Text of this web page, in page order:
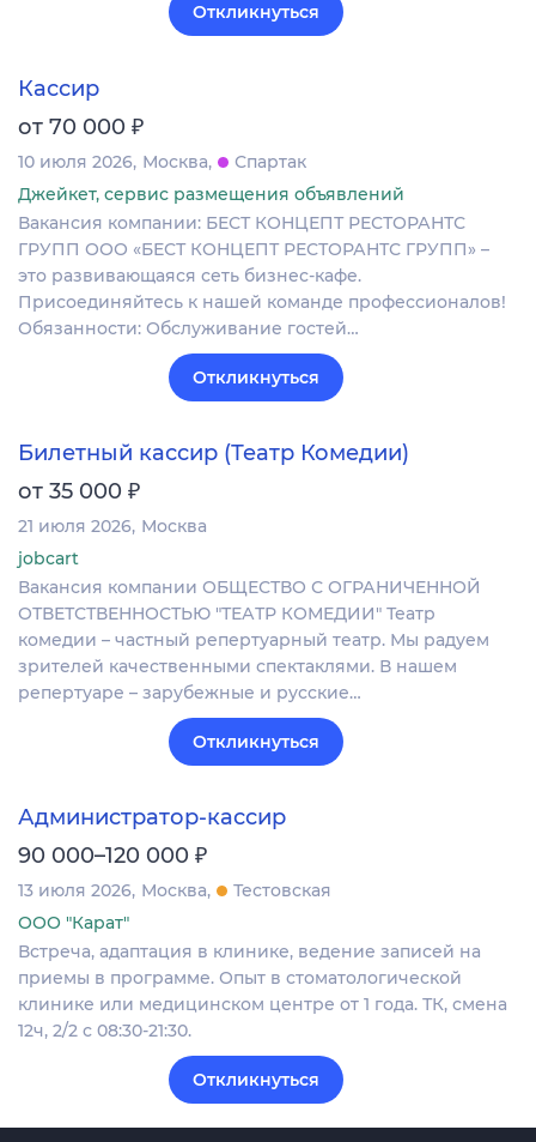
Откликнуться
Кассир
от 70 000 ₽
10 июля 2026 Москва
Спартак
Джейкет, сервис размещения объявлений
Вакансия компании: БЕСТ КОНЦЕПТ РЕСТОРАНТС
ГРУПП ООО «БЕСТ КОНЦЕПТ РЕСТОРАНТС ГРУПП» –
это развивающаяся сеть бизнес-кафе.
Присоединяйтесь к нашей команде профессионалов!
Обязанности: Обслуживание гостей…
Откликнуться
Билетный кассир (Театр Комедии)
от 35 000 ₽
21 июля 2026 Москва
jobcart
Вакансия компании ОБЩЕСТВО С ОГРАНИЧЕННОЙ
ОТВЕТСТВЕННОСТЬЮ "ТЕАТР КОМЕДИИ" Театр
комедии – частный репертуарный театр. Мы радуем
зрителей качественными спектаклями. В нашем
репертуаре – зарубежные и русские…
Откликнуться
Администратор-кассир
90 000–120 000 ₽
13 июля 2026 Москва
Тестовская
ООО "Карат"
Встреча, адаптация в клинике, ведение записей на
приемы в программе. Опыт в стоматологической
клинике или медицинском центре от 1 года. ТК, смена
12ч, 2/2 с 08:30-21:30.
Откликнуться